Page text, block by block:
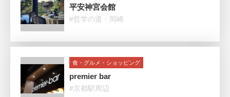
平安神宮会館
#哲学の道・岡崎
食・グルメ・ショッピング
premier bar
#京都駅周辺